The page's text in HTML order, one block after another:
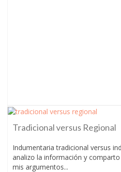
Tradicional versus Regional
Indumentaria tradicional versus
analizo la información y
mis argumentos...